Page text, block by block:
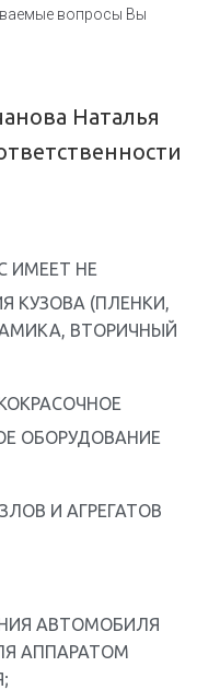
вопросы Вы
Наталья
ИМЕЕТ НЕ
КУЗОВА (ПЛЕНКИ,
ВТОРИЧНЫЙ
ОБОРУДОВАНИЕ
И АГРЕГАТОВ
АВТОМОБИЛЯ
АППАРАТОМ